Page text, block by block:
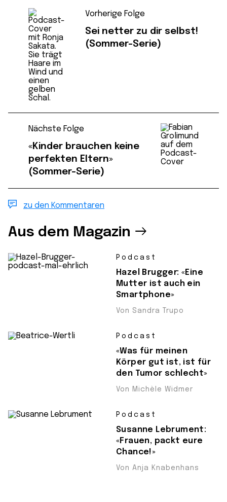
Vorherige Folge
Sei netter zu dir selbst!
(Sommer-Serie)
Nächste Folge
«Kinder brauchen keine
perfekten Eltern»
(Sommer-Serie)
zu den Kommentaren
Aus dem Magazin
Podcast
Hazel Brugger: «Eine
Mutter ist auch ein
Smartphone»
Von Sandra Trupo
Podcast
«Was für meinen
Körper gut ist, ist für
den Tumor schlecht»
Von Michèle Widmer
Podcast
Susanne Lebrument:
«Frauen, packt eure
Chance!»
Von Anja Knabenhans